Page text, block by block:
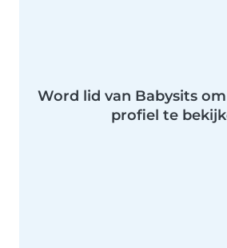
Word lid van Babysits
profiel te